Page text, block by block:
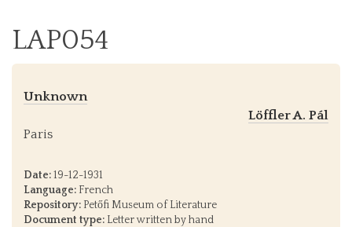
LAP054
Unknown
Löffler A. Pál
Paris
Date:19-12-1931
Language: French
Repository: Petőfi Museum of Literature
Document type: Letter written by hand